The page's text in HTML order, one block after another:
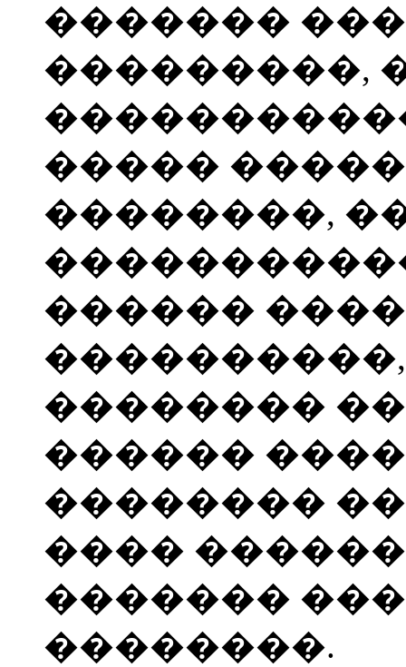
�������
���������,
�����
��������,
������
��������
������
��������
����
�������
��������.